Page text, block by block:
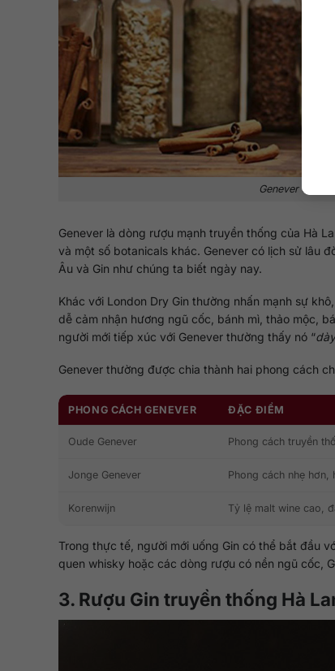
Genever có
Genever là dòng rượu mạnh truyền thống của Hà
và một số botanicals khác. Genever có lịch sử lâu
Âu và Gin như chúng ta biết ngày nay.
Khác với London Dry Gin thường nhấn mạnh sự
dễ cảm nhận hương ngũ cốc, bánh mì, thảo mộc,
người mới tiếp xúc với Genever thường thấy nó “dày
Genever thường được chia thành hai phong cách
PHONG CÁCH GENEVER ĐẶC ĐIỂM
Oude Genever Phong cách truyền
Jonge Genever Phong cách nhẹ hơn,
Korenwijn Tỷ lệ malt wine cao,
Trong thực tế, người mới uống Gin có thể bắt đầu
quen whisky hoặc các dòng rượu có nền ngũ cốc,
3. Rượu Gin truyền thống Hà